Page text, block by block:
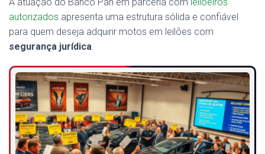
A atuação do Banco Pan em parceria com leiloeiros
autorizados apresenta uma estrutura sólida e confiável
para quem deseja adquirir motos em leilões com
segurança jurídica.